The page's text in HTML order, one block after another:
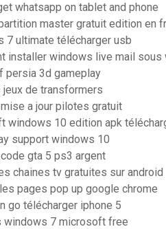
whatsapp on tablet and phone
master gratuit edition en
7 ultimate télécharger usb
installer windows live mail sous
persia 3d gameplay
jeux de transformers
a jour pilotes gratuit
windows 10 edition apk
support windows 10
gta 5 ps3 argent
chaines tv gratuites sur android
pages pop up google chrome
go télécharger iphone 5
windows 7 microsoft free